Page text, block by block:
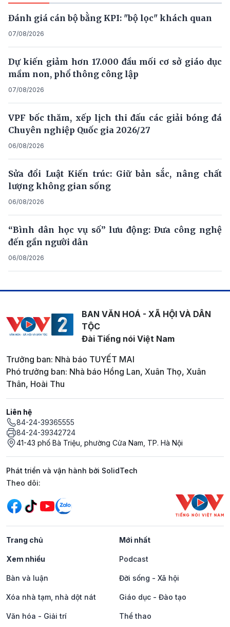
Đánh giá cán bộ bằng KPI: "bộ lọc" khách quan
07/08/2026
Dự kiến giảm hơn 17.000 đầu mối cơ sở giáo dục
mầm non, phổ thông công lập
07/08/2026
VPF bốc thăm, xếp lịch thi đấu các giải bóng đá
Chuyên nghiệp Quốc gia 2026/27
06/08/2026
Sửa đổi Luật Kiến trúc: Giữ bản sắc, nâng chất
lượng không gian sống
06/08/2026
“Bình dân học vụ số” lưu động: Đưa công nghệ
đến gần người dân
06/08/2026
BAN VĂN HOÁ - XÃ HỘI VÀ DÂN
TỘC
Đài Tiếng nói Việt Nam
Trưởng ban: Nhà báo TUYẾT MAI
Phó trưởng ban: Nhà báo Hồng Lan, Xuân Thọ, Xuân
Thân, Hoài Thu
Liên hệ
84-24-39365555
84-24-39342724
41-43 phố Bà Triệu, phường Cửa Nam, TP. Hà Nội
Phát triển và vận hành bởi SolidTech
Mạng xã hội
Theo dõi:
Trang chủ Mới nhất
Xem nhiều Podcast
Bàn và luận Đời sống - Xã hội
Xóa nhà tạm, nhà dột nát Giáo dục - Đào tạo
Văn hóa - Giải trí Thể thao